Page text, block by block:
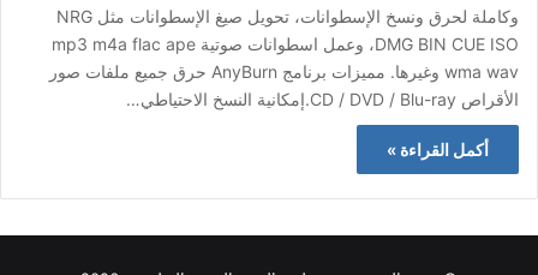
وكاملة لحرق ونسخ الإسطوانات، تحويل صيغ الإسطوانات مثل NRG
DMG BIN CUE ISO، وعمل اسطوانات صوتية mp3 m4a flac ape
wma wav وغيرها. مميزات برنامج AnyBurn حرق جميع ملفات صور
الأقراص CD / DVD / Blu-ray.إمكانية النسخ الاحتياطي…
أكمل القراءة »